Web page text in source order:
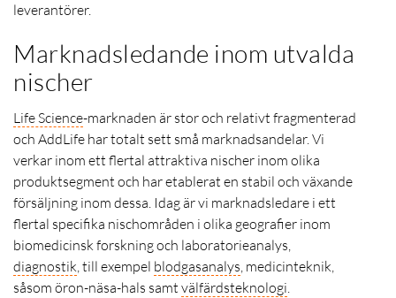
leverantörer.
Marknadsledande inom utvalda
nischer
Life Science-marknaden är stor och relativt fragmenterad
och AddLife har totalt sett små marknadsandelar. Vi
verkar inom ett flertal attraktiva nischer inom olika
produktsegment och har etablerat en stabil och växande
försäljning inom dessa. Idag är vi marknadsledare i ett
flertal specifika nischområden i olika geografier inom
biomedicinsk forskning och laboratorieanalys,
diagnostik, till exempel blodgasanalys, medicinteknik,
såsom öron-näsa-hals samt välfärdsteknologi.